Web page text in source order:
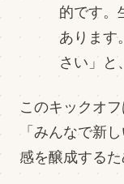
的です。
あります
さい」と
このキックオ
「みんなで新
感を醸成する